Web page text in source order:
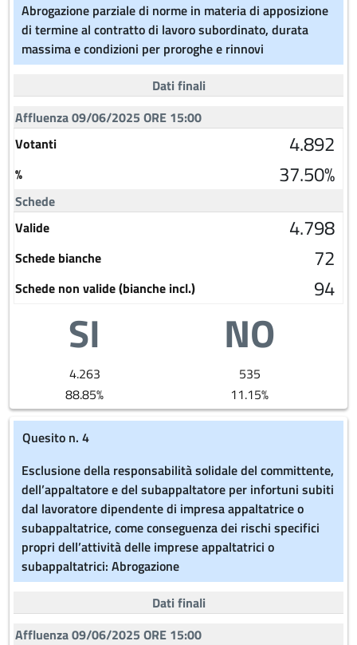
Abrogazione parziale di norme in materia di apposizione
di termine al contratto di lavoro subordinato, durata
massima e condizioni per proroghe e rinnovi
Dati finali
Affluenza 09/06/2025 ORE 15:00
Votanti
4.892
% 37.50%
Schede
Valide
4.798
Schede bianche 72
Schede non valide (bianche incl.) 94
SI NO
4.263
535
88.85%
11.15%
Quesito n. 4
Esclusione della responsabilità solidale del committente,
dell’appaltatore e del subappaltatore per infortuni subiti
dal lavoratore dipendente di impresa appaltatrice o
subappaltatrice, come conseguenza dei rischi specifici
propri dell’attività delle imprese appaltatrici o
subappaltatrici: Abrogazione
Dati finali
Affluenza 09/06/2025 ORE 15:00